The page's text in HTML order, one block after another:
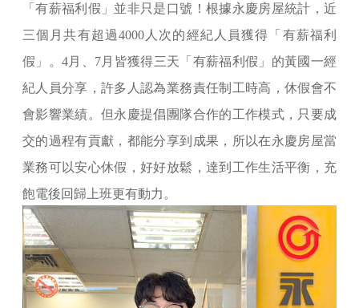
「有薪福利假」並非只是口號！根據永慶房屋統計，近
三個月共有超過4000人次的經紀人員獲得「有薪福利
假」。4月、7月皆獲得三天「有薪福利假」的黃國一經
紀人員分享，許多人認為業務責任制工時高，休假會不
會影響業績。但永慶提倡團隊合作的工作模式，只要成
交的過程有貢獻，都能分享到成果，所以在永慶房屋當
業務可以安心休假，好好放鬆，達到工作生活平衡，充
飽電後回歸上班更有動力。